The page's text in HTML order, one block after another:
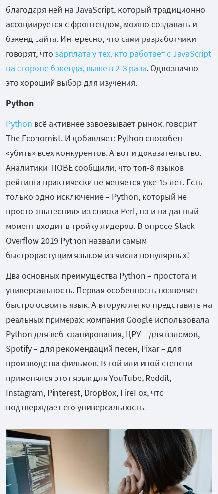
благодаря ней на JavaScript, который традиционно
ассоциируется с фронтендом, можно создавать и
бэкенд сайта. Интересно, что сами разработчики
говорят, что зарплата у тех, кто работает с JavaScript
на стороне бэкенда, выше в 2-3 раза. Однозначно –
это хороший выбор для изучения.
Python
Python всё активнее завоевывает рынок, говорит
The Economist. И добавляет: Python способен
«убить» всех конкурентов. А вот и доказательство.
Аналитики TIOBE сообщили, что топ-8 языков
рейтинга практически не меняется уже 15 лет. Есть
только одно исключение – Python, который не
просто «вытеснил» из списка Perl, но и на данный
момент входит в тройку лидеров. В опросе Stack
Overflow 2019 Python назвали самым
быстрорастущим языком из числа популярных!
Два основных преимущества Python – простота и
универсальность. Первая особенность позволяет
быстро освоить язык. А вторую легко представить на
реальных примерах: компания Google использовала
Python для веб-сканирования, ЦРУ – для взломов,
Spotify – для рекомендаций песен, Pixar – для
производства фильмов. В той или иной степени
применялся этот язык для YouTube, Reddit,
Instagram, Pinterest, DropBox, FireFox, что
подтверждает его универсальность.